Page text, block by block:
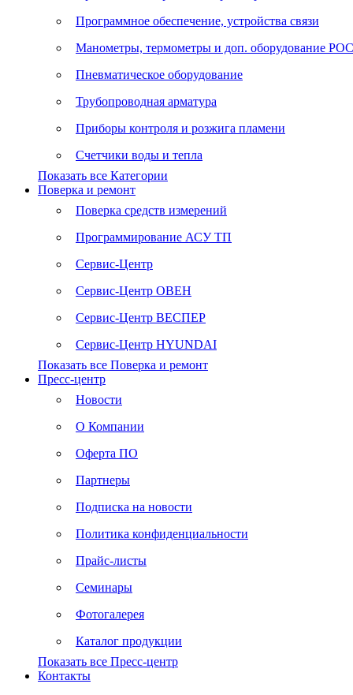
Программное обеспечение, устройства связи
Манометры, термометры и доп. оборудование
Пневматическое оборудование
Трубопроводная арматура
Приборы контроля и розжига пламени
Счетчики воды и тепла
Показать все Категории
Поверка и ремонт
Поверка средств измерений
Программирование АСУ ТП
Сервис-Центр
Сервис-Центр ОВЕН
Сервис-Центр ВЕСПЕР
Сервис-Центр HYUNDAI
Показать все Поверка и ремонт
Пресс-центр
Новости
О Компании
Оферта ПО
Партнеры
Подписка на новости
Политика конфиденциальности
Прайс-листы
Семинары
Фотогалерея
Каталог продукции
Показать все Пресс-центр
Контакты